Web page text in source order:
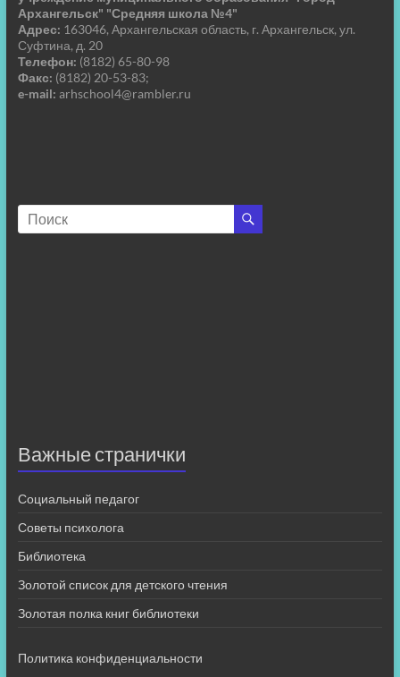
Архангельск" "Средняя школа №4"
Адрес: 163046, Архангельская область, г. Архангельск, ул.
Суфтина, д. 20
Телефон: (8182) 65-80-98
Факс: (8182) 20-53-83;
e-mail: arhschool4@rambler.ru
Важные странички
Социальный педагог
Советы психолога
Библиотека
Золотой список для детского чтения
Золотая полка книг библиотеки
Политика конфиденциальности